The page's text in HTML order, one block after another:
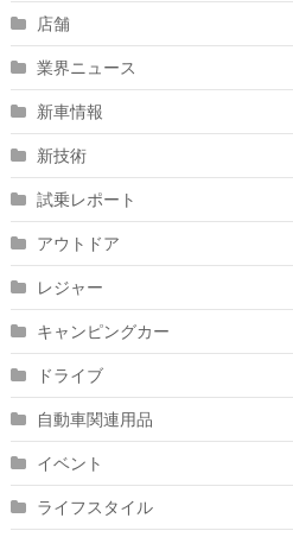
店舗
業界ニュース
新車情報
新技術
試乗レポート
アウトドア
レジャー
キャンピングカー
ドライブ
自動車関連用品
イベント
ライフスタイル